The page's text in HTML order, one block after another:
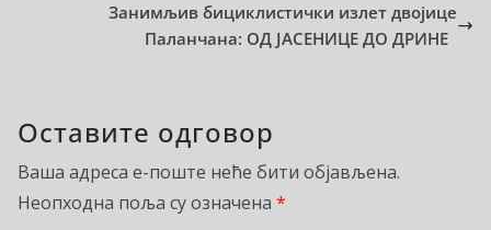
Занимљив бициклистички излет двојице
Паланчана: ОД ЈАСЕНИЦЕ ДО ДРИНЕ
Оставите одговор
Ваша адреса е-поште неће бити објављена.
Неопходна поља су означена *